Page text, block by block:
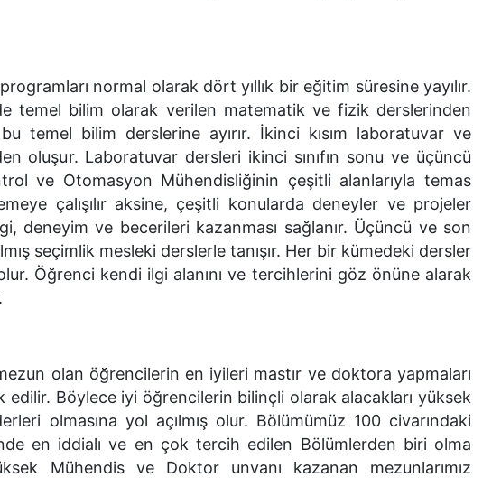
normal olarak dört yıllık bir eğitim süresine yayılır.
temel bilim olarak verilen matematik ve fizik derslerinden
temel bilim derslerine ayırır. İkinci kısım laboratuvar ve
oluşur. Laboratuvar dersleri ikinci sınıfın sonu ve üçüncü
ve Otomasyon Mühendisliğinin çeşitli alanlarıyla temas
çalışılır aksine, çeşitli konularda deneyler ve projeler
deneyim ve becerileri kazanması sağlanır. Üçüncü ve son
seçimlik mesleki derslerle tanışır. Her bir kümedeki dersler
Öğrenci kendi ilgi alanını ve tercihlerini göz önüne alarak
olan öğrencilerin en iyileri mastır ve doktora yapmaları
Böylece iyi öğrencilerin bilinçli olarak alacakları yüksek
olmasına yol açılmış olur. Bölümümüz 100 civarındaki
en iddialı ve en çok tercih edilen Bölümlerden biri olma
Mühendis ve Doktor unvanı kazanan mezunlarımız